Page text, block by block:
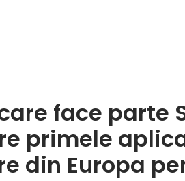
face parte
primele
din Europa